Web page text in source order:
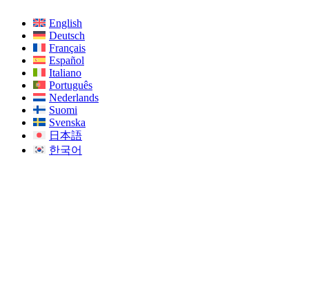
English
Deutsch
Français
Español
Italiano
Português
Nederlands
Suomi
Svenska
日本語
한국어